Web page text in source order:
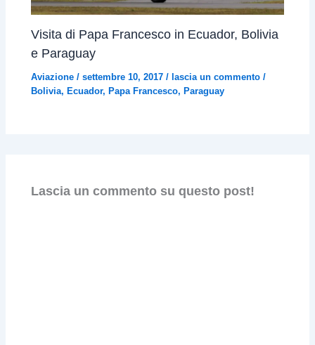
Visita di Papa Francesco in Ecuador, Bolivia
e Paraguay
Aviazione /settembre 10, 2017/ lascia un commento /
Bolivia, Ecuador, Papa Francesco, Paraguay
Lascia un commento su questo post!